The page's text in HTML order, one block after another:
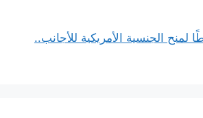
الجنسية الأمريكية للأجانب..